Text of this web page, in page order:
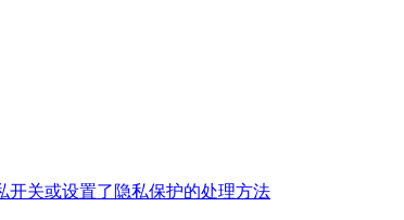
开关或设置了隐私保护的处理方法